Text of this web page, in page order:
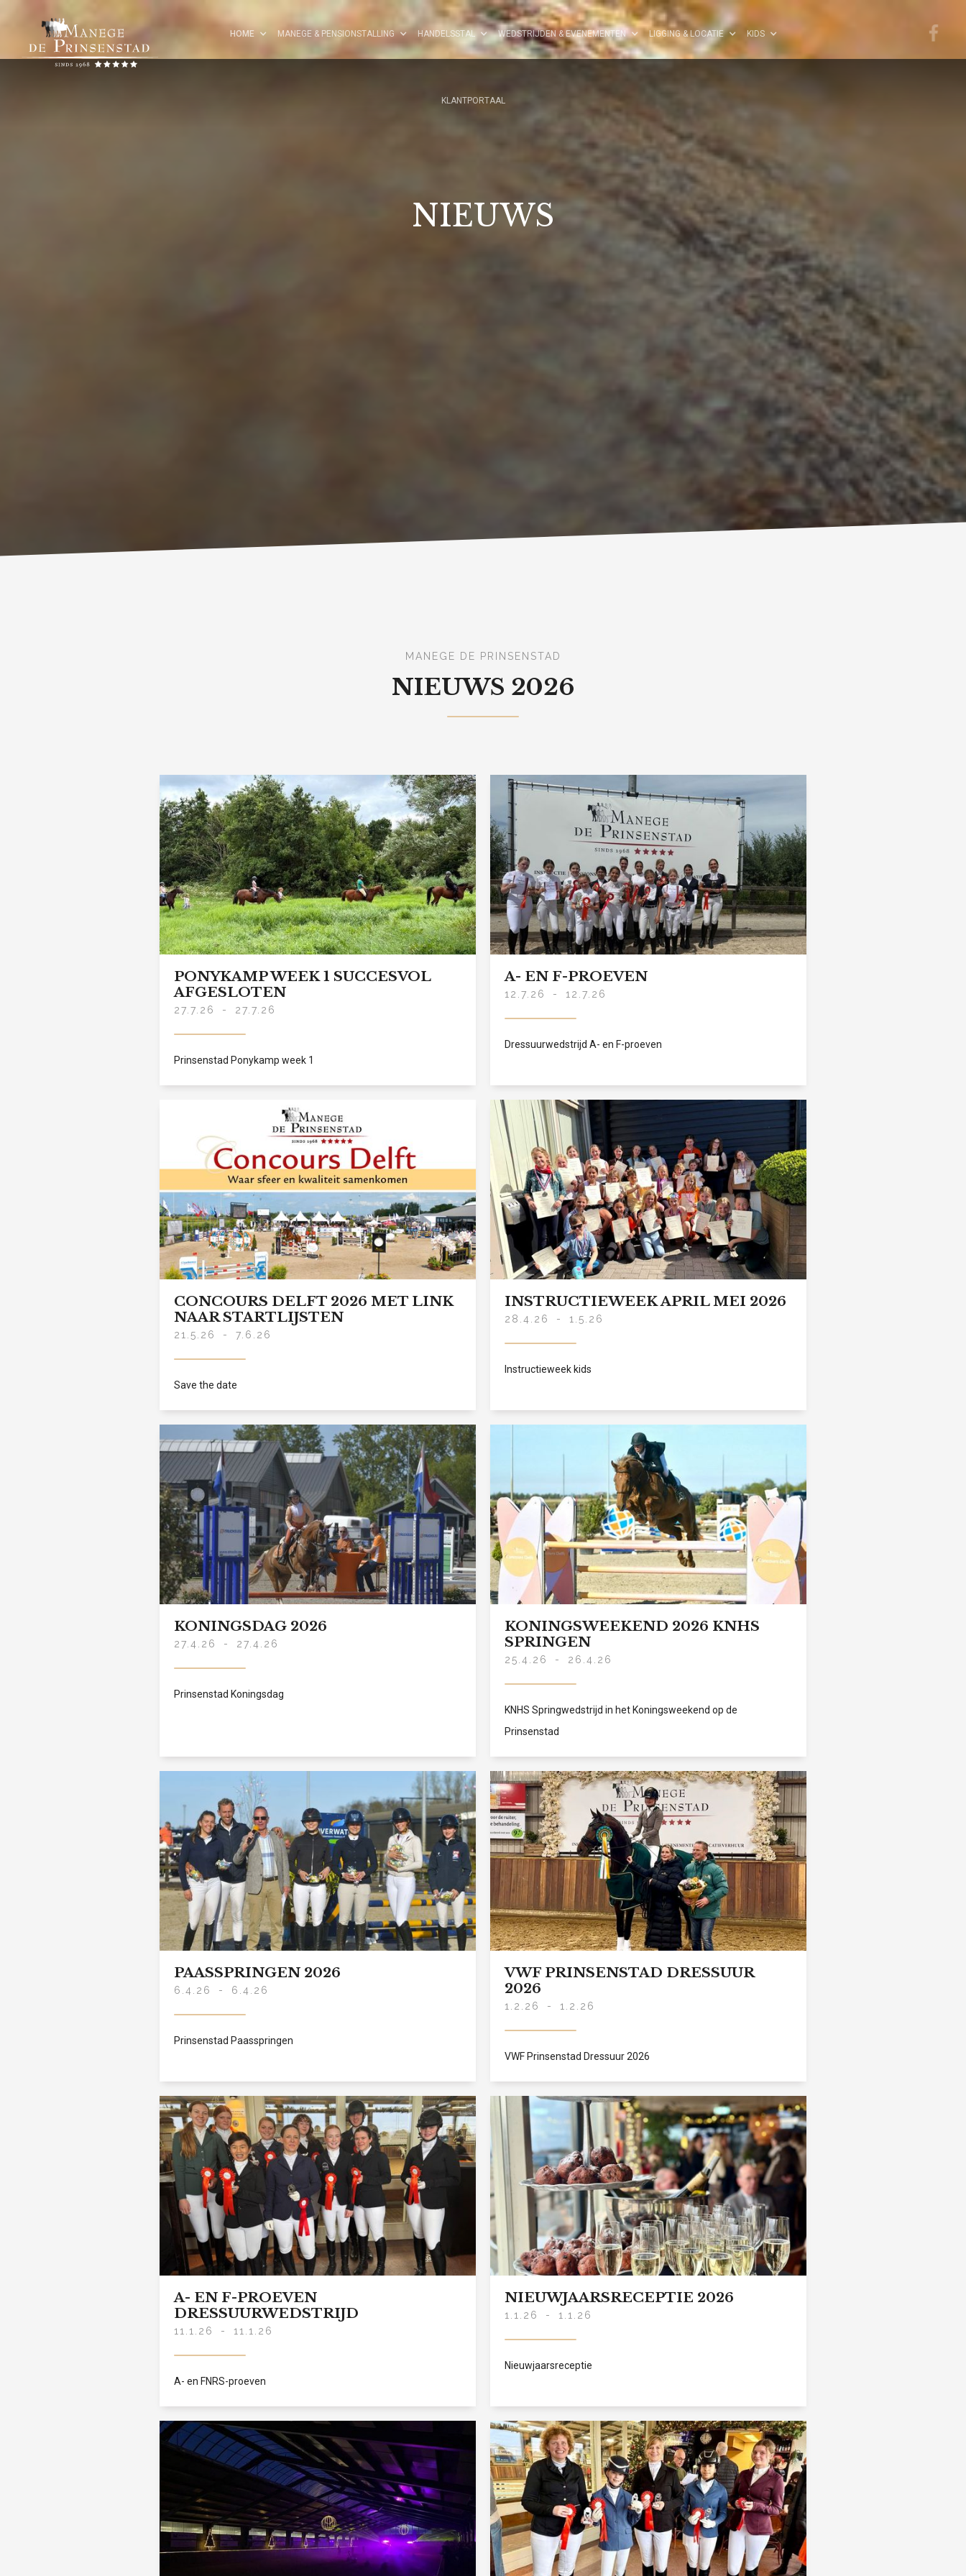
HOME MANEGE & PENSIONSTALLING HANDELSSTAL WEDSTRIJDEN & EVENEMENTEN LIGGING & LOCATIE KIDS
KLANTPORTAAL
NIEUWS
MANEGE DE PRINSENSTAD
NIEUWS 2026
PONYKAMP WEEK 1 SUCCESVOL
AFGESLOTEN
27.7.26 - 27.7.26
Prinsenstad Ponykamp week 1
A- EN F-PROEVEN
12.7.26 - 12.7.26
Dressuurwedstrijd A- en F-proeven
CONCOURS DELFT 2026 MET LINK
NAAR STARTLIJSTEN
21.5.26 - 7.6.26
Save the date
INSTRUCTIEWEEK APRIL MEI 2026
28.4.26 - 1.5.26
Instructieweek kids
KONINGSDAG 2026
27.4.26 - 27.4.26
Prinsenstad Koningsdag
KONINGSWEEKEND 2026 KNHS
SPRINGEN
25.4.26 - 26.4.26
KNHS Springwedstrijd in het Koningsweekend op de
Prinsenstad
PAASSPRINGEN 2026
6.4.26 - 6.4.26
Prinsenstad Paasspringen
VWF PRINSENSTAD DRESSUUR
2026
1.2.26 - 1.2.26
VWF Prinsenstad Dressuur 2026
A- EN F-PROEVEN
DRESSUURWEDSTRIJD
11.1.26 - 11.1.26
A- en FNRS-proeven
NIEUWJAARSRECEPTIE 2026
1.1.26 - 1.1.26
Nieuwjaarsreceptie